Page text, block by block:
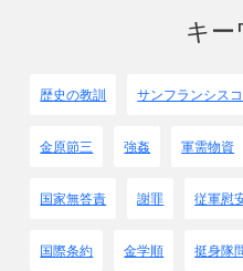
キー
歴史の教訓 サンフランシス
金原節三 強姦 軍需物資
国家無答責 謝罪 従軍慰
国際条約 金学順 挺身隊